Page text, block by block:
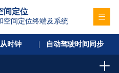
间定位
空间定位终端及系统
时钟 自动驾驶时间同步